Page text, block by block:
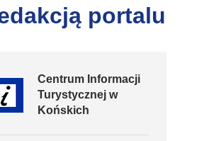
portalu
Centrum Informacji
Turystycznej w
Końskich